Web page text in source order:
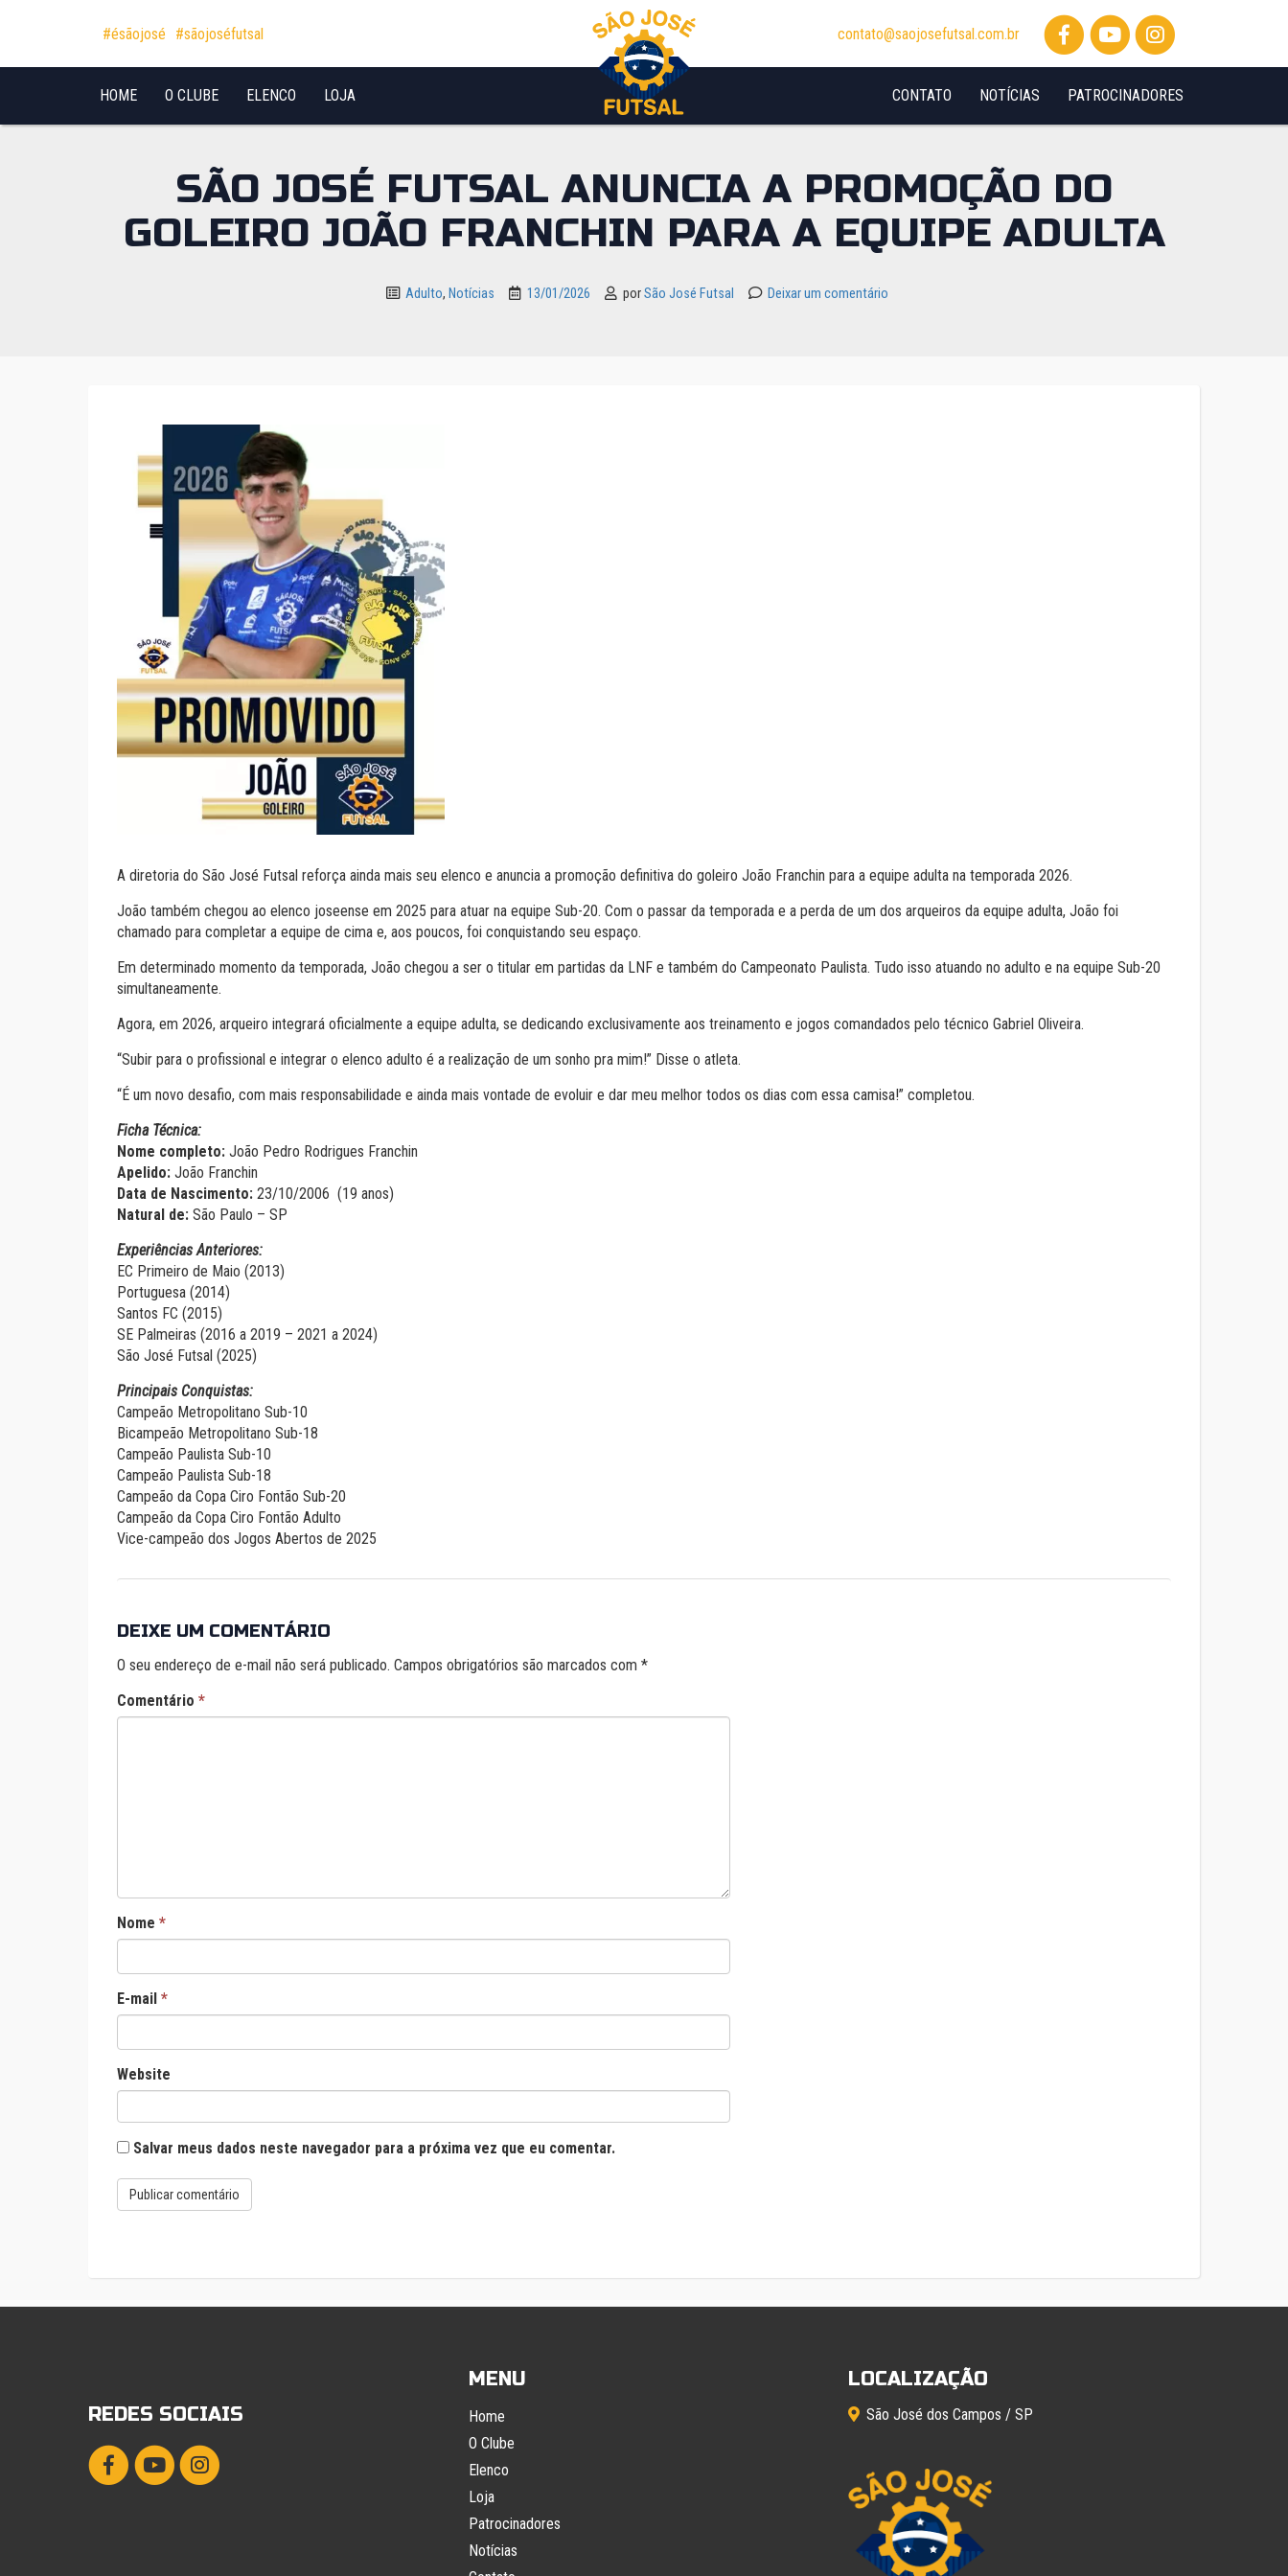
Pular para o conteúdo
#ésãojosé #sãojoséfutsal contato@saojosefutsal.com.br
HOME O CLUBE ELENCO LOJA PATROCINADORES
NOTÍCIAS
CONTATO
SÃO JOSÉ FUTSAL ANUNCIA A PROMOÇÃO DO
GOLEIRO JOÃO FRANCHIN PARA A EQUIPE ADULTA
Adulto, Notícias 13/01/2026 porSão José Futsal Deixar um comentário
A diretoria do São José Futsal reforça ainda mais seu elenco e anuncia a promoção definitiva do goleiro João Franchin para a equipe adulta na temporada 2026.
João também chegou ao elenco joseense em 2025 para atuar na equipe Sub-20. Com o passar da temporada e a perda de um dos arqueiros da equipe adulta, João foi
chamado para completar a equipe de cima e, aos poucos, foi conquistando seu espaço.
Em determinado momento da temporada, João chegou a ser o titular em partidas da LNF e também do Campeonato Paulista. Tudo isso atuando no adulto e na equipe Sub-20
simultaneamente.
Agora, em 2026, arqueiro integrará oficialmente a equipe adulta, se dedicando exclusivamente aos treinamento e jogos comandados pelo técnico Gabriel Oliveira.
“Subir para o profissional e integrar o elenco adulto é a realização de um sonho pra mim!” Disse o atleta.
“É um novo desafio, com mais responsabilidade e ainda mais vontade de evoluir e dar meu melhor todos os dias com essa camisa!” completou.
Ficha Técnica:
Nome completo: João Pedro Rodrigues Franchin
Apelido: João Franchin
Data de Nascimento: 23/10/2006 (19 anos)
Natural de: São Paulo – SP
Experiências Anteriores:
EC Primeiro de Maio (2013)
Portuguesa (2014)
Santos FC (2015)
SE Palmeiras (2016 a 2019 – 2021 a 2024)
São José Futsal (2025)
Principais Conquistas:
Campeão Metropolitano Sub-10
Bicampeão Metropolitano Sub-18
Campeão Paulista Sub-10
Campeão Paulista Sub-18
Campeão da Copa Ciro Fontão Sub-20
Campeão da Copa Ciro Fontão Adulto
Vice-campeão dos Jogos Abertos de 2025
DEIXE UM COMENTÁRIO
O seu endereço de e-mail não será publicado. Campos obrigatórios são marcados com *
Comentário *
Nome *
E-mail *
Website
Salvar meus dados neste navegador para a próxima vez que eu comentar.
REDES SOCIAIS
MENU
Home
O Clube
Elenco
Loja
Patrocinadores
Notícias
LOCALIZAÇÃO
São José dos Campos / SP